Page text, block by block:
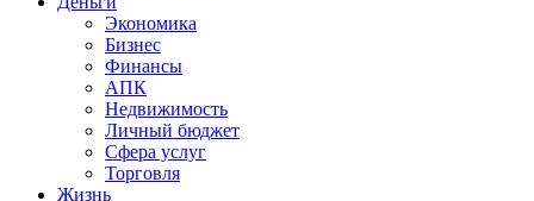
Экономика
Бизнес
Финансы
АПК
Недвижимость
Личный бюджет
Сфера услуг
Торговля
Жизнь